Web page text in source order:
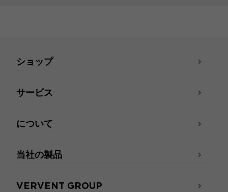
ショップ
サービス
について
当社の製品
VERVENT GROUP